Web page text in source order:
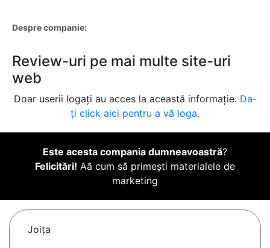
Despre companie:
Review-uri pe mai multe site-uri
web
Doar userii logați au acces la această informație. Da-
ți click aici pentru a vă loga.
Este acesta compania dumneavoastră?
Felicitări! Aă cum să primești materialele de
marketing
Joiţa